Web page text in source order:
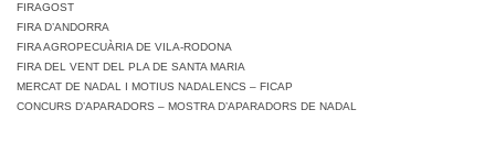
FIRAGOST
FIRA D’ANDORRA
FIRA AGROPECUÀRIA DE VILA-RODONA
FIRA DEL VENT DEL PLA DE SANTA MARIA
MERCAT DE NADAL I MOTIUS NADALENCS – FICAP
CONCURS D’APARADORS – MOSTRA D’APARADORS DE NADAL